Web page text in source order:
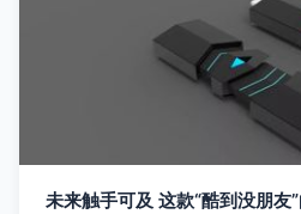
未来触手可及 这款“酷到没朋友